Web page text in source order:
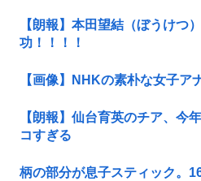
【朗報】本田望結（ぼうけつ
功！！！！
【画像】NHKの素朴な女子ア
【朗報】仙台育英のチア、今
コすぎる
柄の部分が息子スティック。